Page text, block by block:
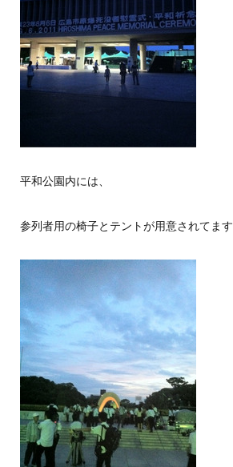
平和公園内には、
参列者用の椅子とテントが用意されてます